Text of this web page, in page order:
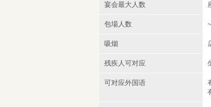
宴会最大人数
包場人数
吸烟
残疾人可对应
可对应外国语